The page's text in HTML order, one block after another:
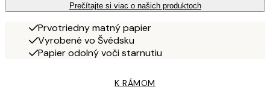
Prečítajte si viac o našich produktoch
Prvotriedny matný papier
Vyrobené vo Švédsku
Papier odolný voči starnutiu
K RÁMOM